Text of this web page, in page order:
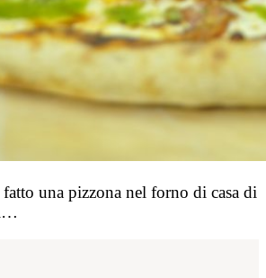
una pizzona nel forno di casa di